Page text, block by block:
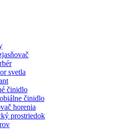
svetla
činidlo
činidlo
horenia
prostriedok